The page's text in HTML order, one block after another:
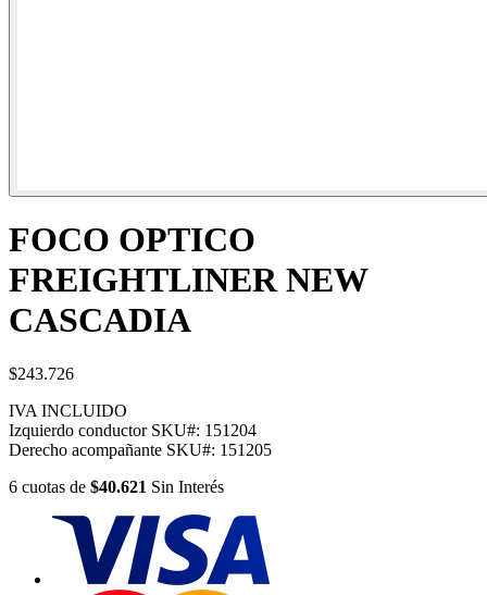
FOCO OPTICO
FREIGHTLINER NEW
CASCADIA
$243.726
IVA INCLUIDO
Izquierdo conductor SKU#: 151204
Derecho acompañante SKU#: 151205
6 cuotas de $40.621 Sin Interés